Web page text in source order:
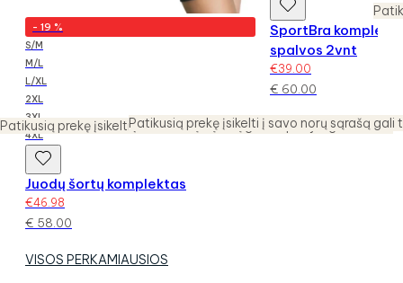
Patikusią prekę įsikelti į savo norų sąrašą gali tik prisijunge klientai.
Patikusią prekę įsikelti į savo norų sąrašą gali
- 19 %
S/M
M/L
L/XL
2XL
3XL
4XL
Juodų šortų komplektas
€46.98
€ 58.00
SportBra
spalvos 2vnt
€39.00
€ 60.00
VISOS PERKAMIAUSIOS